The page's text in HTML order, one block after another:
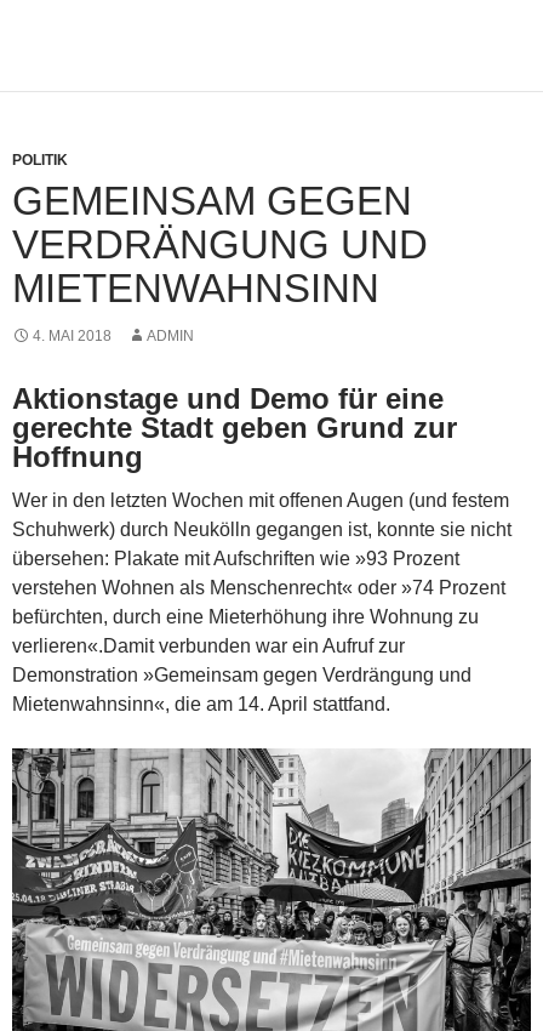
POLITIK
GEMEINSAM GEGEN
VERDRÄNGUNG UND
MIETENWAHNSINN
4. MAI 2018 ADMIN
Aktionstage und Demo für eine
gerechte Stadt geben Grund zur
Hoffnung
Wer in den letzten Wochen mit offenen Augen (und festem
Schuhwerk) durch Neukölln gegangen ist, konnte sie nicht
übersehen: Plakate mit Aufschriften wie »93 Prozent
verstehen Wohnen als Menschenrecht« oder »74 Prozent
befürchten, durch eine Mieterhöhung ihre Wohnung zu
verlieren«.Damit verbunden war ein Aufruf zur
Demonstration »Gemeinsam gegen Verdrängung und
Mietenwahnsinn«, die am 14. April stattfand.